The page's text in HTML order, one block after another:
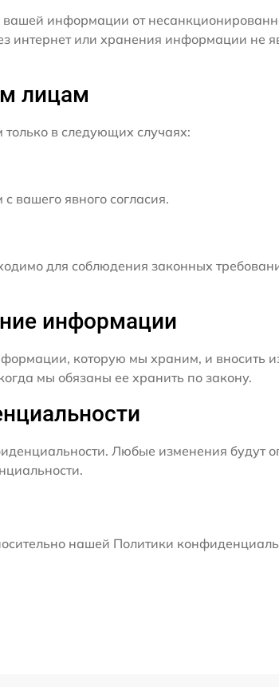
информации от
интернет или хранения информации не
лицам
в следующих случаях:
явного согласия.
для соблюдения законных
информации
которую мы храним, и вносить
мы обязаны ее хранить по закону.
Любые изменения будут
нашей Политики